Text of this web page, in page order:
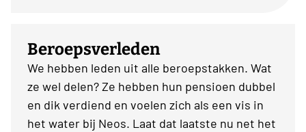
Beroepsverleden
We hebben leden uit alle beroepstakken. Wat
ze wel delen? Ze hebben hun pensioen dubbel
en dik verdiend en voelen zich als een vis in
het water bij Neos. Laat dat laatste nu net het